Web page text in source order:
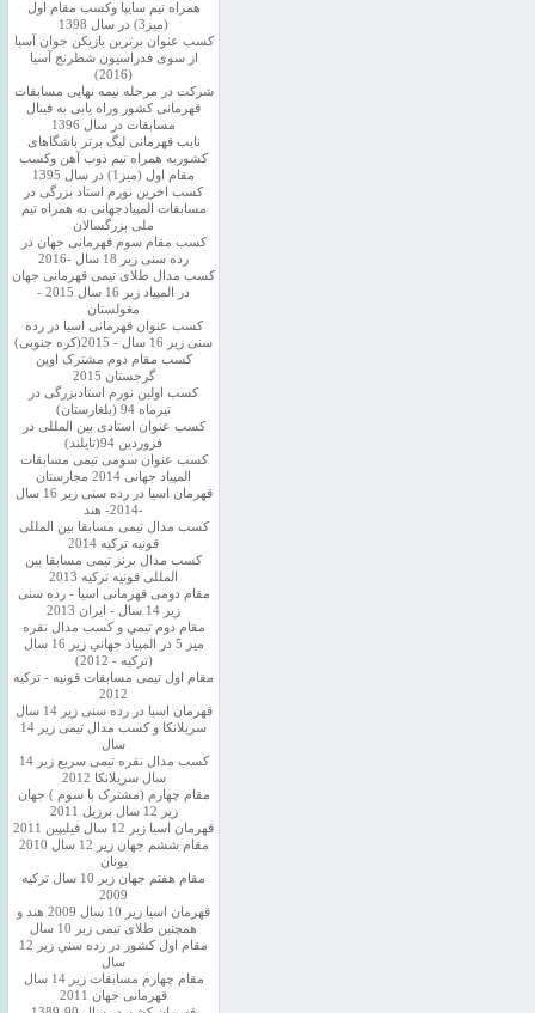
همراه تیم سایپا وکسب مقام اول
(میز3) در سال 1398
کسب عنوان برترین بازیکن جوان آسیا
از سوی فدراسیون شطرنج آسیا
(2016)
شرکت در مرحله نیمه نهایی مسابقات
قهرمانی کشور وراه یابی به فینال
مسابقات در سال 1396
نایب قهرمانی لیگ برتر باشگاهای
کشوربه همراه تیم ذوب آهن وکسب
مقام اول (میز1) در سال 1395
کسب اخرین نورم استاد بزرگی در
مسابقات المپیادجهانی به همراه تیم
ملی بزرگسالان
کسب مقام سوم قهرمانی جهان در
رده سنی زیر 18 سال -2016
کسب مدال طلای تیمی قهرمانی جهان
در المپیاد زیر 16 سال 2015 -
مغولستان
کسب عنوان قهرمانی اسیا در رده
سنی زیر 16 سال - 2015(کره جنوبی)
کسب مقام دوم مشترک اوپن
گرجستان 2015
کسب اولین نورم استادبزرگی در
تیرماه 94 (بلغارستان)
کسب عنوان استادی بین المللی در
فروردین 94(تایلند)
کسب عنوان سومی تیمی مسابقات
المپیاد جهانی 2014 مجارستان
قهرمان اسیا در رده سنی زیر 16 سال
-2014- هند
کسب مدال تیمی مسابقا بین المللی
قونیه ترکیه 2014
کسب مدال برنز تیمی مسابقا بین
المللی قونیه ترکیه 2013
مقام دومی قهرمانی اسیا - رده سنی
زیر 14 سال - ایران 2013
مقام دوم تيمي و كسب مدال نقره
ميز 5 در المپياد جهاني زير 16 سال
(تركيه - 2012)
مقام اول تیمی مسابقات قونیه - ترکیه
2012
قهرمان اسیا در رده سنی زیر 14 سال
سريلانكا و کسب مدال تیمی زیر 14
سال
کسب مدال نقره تیمی سریع زیر 14
سال سریلانکا 2012
مقام چهارم (مشترک با سوم ) جهان
زیر 12 سال برزیل 2011
قهرمان اسيا زير 12 سال فیلیپین 2011
مقام ششم جهان زیر 12 سال 2010
یونان
مقام هفتم جهان زیر 10 سال ترکیه
2009
قهرمان اسيا زیر 10 سال 2009 هند و
همچنین طلای تیمی زیر 10 سال
مقام اول كشور در رده سني زير 12
سال
مقام چهارم مسابقات زیر 14 سال
قهرمانی جهان 2011